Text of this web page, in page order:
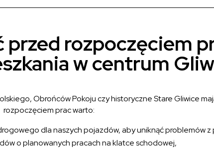
przed rozpoczęciem
w centrum
Obrońców Pokoju czy historyczne Stare Gliwice
rozpoczęciem prac warto:
dla naszych pojazdów, aby uniknąć problemów z
o planowanych pracach na klatce schodowej,